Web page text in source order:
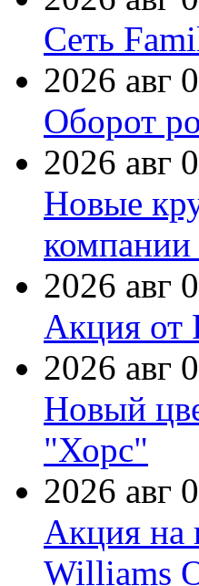
Сеть
2026 авг
Оборот
2026 авг
Новые
2026 авг
Акция от
2026 авг
Новый
"Хорс"
2026 авг
Акция на
Williams